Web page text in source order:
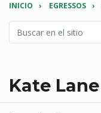
INICIO EGRESSOS
Kate